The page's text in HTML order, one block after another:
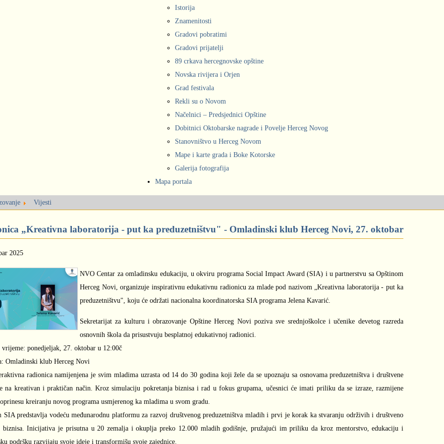
Istorija
Znamenitosti
Gradovi pobratimi
Gradovi prijatelji
89 crkava hercegnovske opštine
Novska rivijera i Orjen
Grad festivala
Rekli su o Novom
Načelnici – Predsjednici Opštine
Dobitnici Oktobarske nagrade i Povelje Herceg Novog
Stanovništvo u Herceg Novom
Mape i karte grada i Boke Kotorske
Galerija fotografija
Mapa portala
Vijesti
„Kreativna laboratorija - put ka preduzetništvu" - Omladinski klub Herceg Novi, 27. oktobar
2025
NVO Centar za omladinsku edukaciju, u okviru programa Social Impact Award (SIA) i u partnerstvu sa Opštinom
Herceg Novi, organizuje inspirativnu edukativnu radionicu za mlade pod nazivom „Kreativna laboratorija - put ka
preduzetništvu", koju će održati nacionalna koordinatorska SIA programa Jelena Kavarić.
Sekretarijat za kulturu i obrazovanje Opštine Herceg Novi poziva sve srednjoškolce i učenike devetog razreda
osnovnih škola da prisustvuju besplatnoj edukativnoj radionici.
ponedjeljak, 27. oktobar u 12:00č
Omladinski klub Herceg Novi
radionica namijenjena je svim mladima uzrasta od 14 do 30 godina koji žele da se upoznaju sa osnovama preduzetništva i društvene
na kreativan i praktičan način. Kroz simulaciju pokretanja biznisa i rad u fokus grupama, učesnici će imati priliku da se izraze, razmijene
kreiranju novog programa usmjerenog ka mladima u svom gradu.
SIA predstavlja vodeću međunarodnu platformu za razvoj društvenog preduzetništva mladih i prvi je korak ka stvaranju održivih i društveno
biznisa. Inicijativa je prisutna u 20 zemalja i okuplja preko 12.000 mladih godišnje, pružajući im priliku da kroz mentorstvo, edukaciju i
podršku razvijaju svoje ideje i transformišu svoje zajednice.